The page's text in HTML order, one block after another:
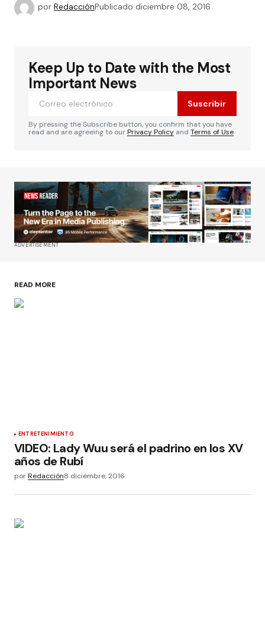
por RedacciónPublicado diciembre 08, 2016
Keep Up to Date with the Most
Important News
Suscribir
By pressing the Subscribe button, you confirm that you have
read and are agreeing to ourPrivacy Policy and Terms of Use
ADVERTISEMENT
READ MORE
ENTRETENIMIENTO
VIDEO: Lady Wuu será el padrino en los XV
años de Rubí
porRedacción8 diciembre, 2016